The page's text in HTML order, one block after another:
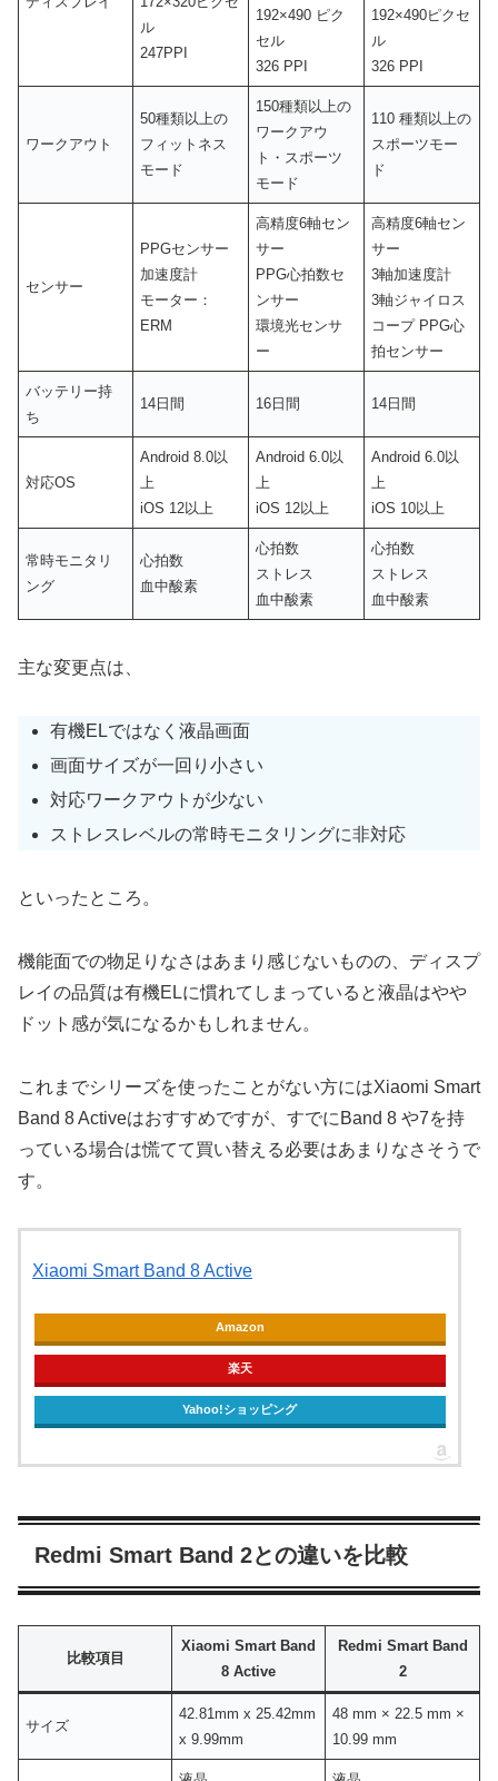
ル
247PPI
192×490 ピク
セル
326 PPI
192×490ピクセ
ル
326 PPI
ワークアウト
50種類以上の
フィットネス
モード
150種類以上の
ワークアウ
ト・スポーツ
モード
110 種類以上の
スポーツモー
ド
センサー
PPGセンサー
加速度計
モーター：
ERM
高精度6軸セン
サー
PPG心拍数セ
ンサー
環境光センサ
ー
高精度6軸セン
サー
3軸加速度計
3軸ジャイロス
コープ PPG心
拍センサー
バッテリー持
ち
14日間 16日間 14日間
対応OS
Android 8.0以
上
iOS 12以上
Android 6.0以
上
iOS 12以上
Android 6.0以
上
iOS 10以上
常時モニタリ
ング
心拍数
血中酸素
心拍数
ストレス
血中酸素
心拍数
ストレス
血中酸素
主な変更点は、
有機ELではなく液晶画面
画面サイズが一回り小さい
対応ワークアウトが少ない
ストレスレベルの常時モニタリングに非対応
といったところ。
機能面での物足りなさはあまり感じないものの、ディスプ
レイの品質は有機ELに慣れてしまっていると液晶はやや
ドット感が気になるかもしれません。
これまでシリーズを使ったことがない方にはXiaomi Smart
Band 8 Activeはおすすめですが、すでにBand 8 や7を持
っている場合は慌てて買い替える必要はあまりなさそうで
す。
Xiaomi Smart Band 8 Active
Amazon
楽天
Yahoo!ショッピング
Redmi Smart Band 2との違いを比較
比較項目
Xiaomi Smart Band
8 Active
Redmi Smart Band
2
サイズ
42.81mm x 25.42mm
x 9.99mm
48 mm × 22.5 mm ×
10.99 mm